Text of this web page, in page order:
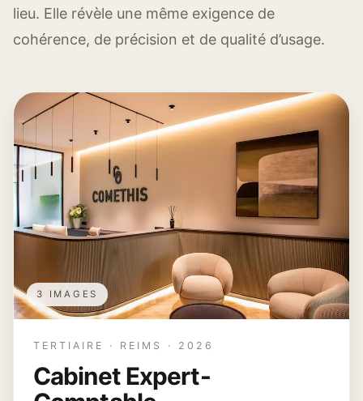
lieu. Elle révèle une même exigence de
cohérence, de précision et de qualité d’usage.
3 IMAGES
TERTIAIRE · REIMS · 2026
Cabinet Expert-